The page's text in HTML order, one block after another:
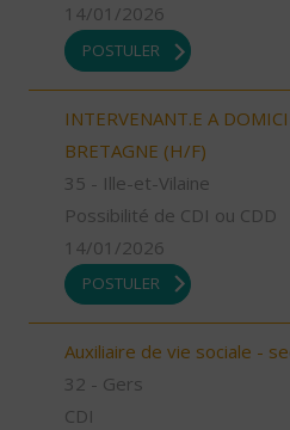
14/01/2026
POSTULER
INTERVENANT.E A
BRETAGNE (H/F)
35 - Ille-et-Vilaine
Possibilité de CDI ou CDD
14/01/2026
POSTULER
Auxiliaire de vie sociale -
32 - Gers
CDI